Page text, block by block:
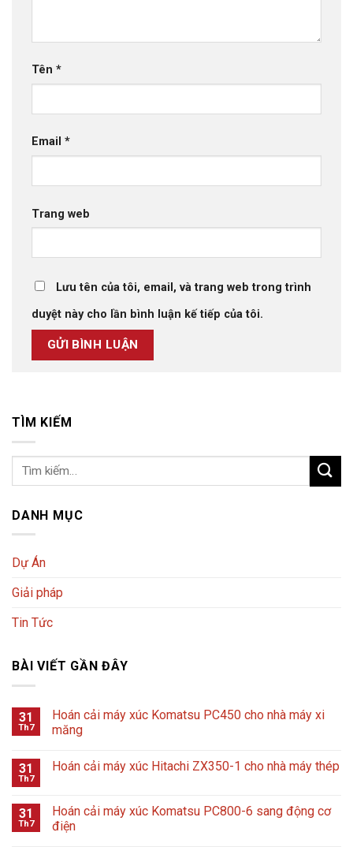
Tên *
Email *
Trang web
Lưu tên của tôi, email, và trang web trong trình
duyệt này cho lần bình luận kế tiếp của tôi.
TÌM KIẾM
DANH MỤC
Dự Án
Giải pháp
Tin Tức
BÀI VIẾT GẦN ĐÂY
31
Th7
Hoán cải máy xúc Komatsu PC450 cho nhà máy xi
măng
31
Th7
Hoán cải máy xúc Hitachi ZX350-1 cho nhà máy thép
31
Th7
Hoán cải máy xúc Komatsu PC800-6 sang động cơ
điện